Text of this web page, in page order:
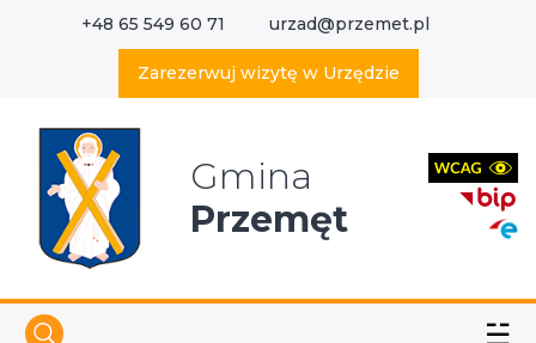
+48 65 549 60 71 urzad@przemet.pl
Zarezerwuj wizytę w Urzędzie
Gmina
Przemęt
☱
Wyszukaj w serwisie